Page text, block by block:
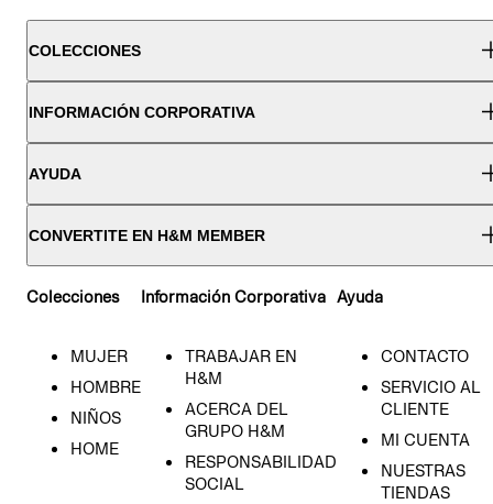
COLECCIONES
INFORMACIÓN CORPORATIVA
AYUDA
CONVERTITE EN H&M MEMBER
Colecciones
MUJER
HOMBRE
NIÑOS
HOME
Información Corporativa
TRABAJAR EN
H&M
ACERCA DEL
GRUPO H&M
RESPONSABILIDAD
SOCIAL
Ayuda
CONTACTO
SERVICIO AL
CLIENTE
MI CUENTA
NUESTRAS
TIENDAS